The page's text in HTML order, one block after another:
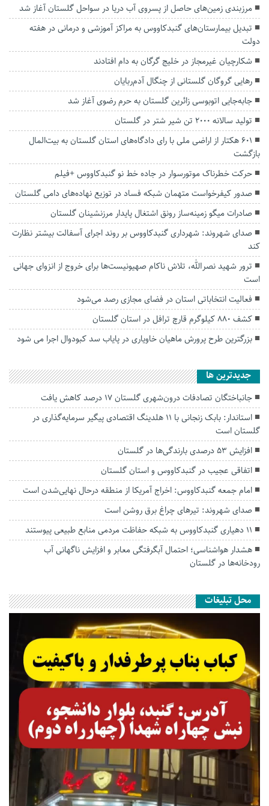
مرزبندی زمین‌های حاصل از پسروی آب دریا در سواحل گلستان آغاز شد
تبدیل بیمارستان‌های گنبدکاووس به‌ مراکز آموزشی و درمانی در هفته
دولت
شکارچیان غیرمجاز در خلیج گرگان به دام افتادند
رهایی گروگان گلستانی از چنگال آدم‌ربایان
جابه‌جایی اتوبوسی زائرین گلستان به حرم رضوی آغاز شد
تولید سالانه ۲۰۰۰ تن شیر شتر در گلستان
۶۰۱ هکتار از اراضی ملی با رای دادگاه‌های استان گلستان به بیت‌المال
بازگشت
حرکت خطرناک موتورسوار در جاده خط نو گنبدکاووس +فیلم
صدور کیفرخواست متهمان شبکه فساد در توزیع نهاده‌های دامی گلستان
صادرات میگو زمینه‌ساز رونق اشتغال پایدار مرزنشینان گلستان
صدای شهروند: شهرداری گنبدکاووس بر روند اجرای آسفالت بیشتر نظارت
کند
ترور شهید نصرالله، تلاش ناکام صهیونیست‌ها برای خروج از انزوای جهانی
است
فعالیت انتخاباتی استان در فضای مجازی رصد می‌شود
کشف ۸۸۰ کیلوگرم قارچ ترافل در استان گلستان
بزرگترین طرح پرورش ماهیان خاویاری در پایاب سد کبودوال اجرا می شود
جديدترين ها
جانباختگان تصادفات درون‌شهری گلستان ۱۷ درصد کاهش یافت
استاندار: بابک زنجانی با ۱۱ هلدینگ اقتصادی پیگیر سرمایه‌گذاری در
گلستان است
افزایش ۵۳ درصدی بارندگی‌ها در گلستان
اتفاقی عجیب در‌ گنبدکاووس و استان گلستان
امام جمعه گنبدکاووس: اخراج آمریکا از منطقه درحال نهایی‌شدن است
صدای شهروند: تیرهای چراغ برق روشن است
۱۱ دهیاری گنبدکاووس به شبکه حفاظت مردمی منابع طبیعی پیوستند
هشدار هواشناسی؛ احتمال آبگرفتگی معابر و افزایش ناگهانی آب
رودخانه‌ها در گلستان
محل تبلیغات